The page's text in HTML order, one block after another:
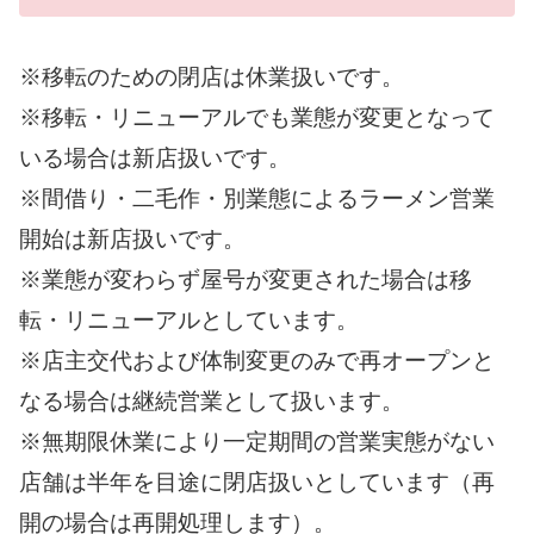
※移転のための閉店は休業扱いです。
※移転・リニューアルでも業態が変更となって
いる場合は新店扱いです。
※間借り・二毛作・別業態によるラーメン営業
開始は新店扱いです。
※業態が変わらず屋号が変更された場合は移
転・リニューアルとしています。
※店主交代および体制変更のみで再オープンと
なる場合は継続営業として扱います。
※無期限休業により一定期間の営業実態がない
店舗は半年を目途に閉店扱いとしています（再
開の場合は再開処理します）。